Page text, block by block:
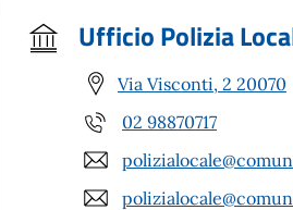
Ufficio Polizia
Via Visconti, 2 20070
02 98870717